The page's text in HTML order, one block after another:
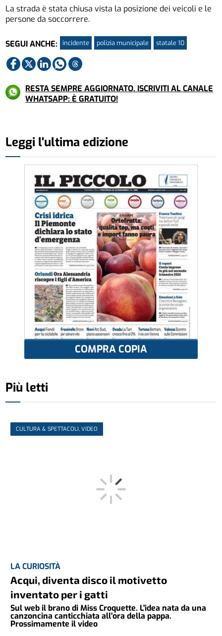
La strada è stata chiusa vista la posizione dei veicoli e le
persone da soccorrere.
SEGUI ANCHE: incidente polizia municipale statale 10
RESTA SEMPRE AGGIORNATO. ISCRIVITI AL CANALE
WHATSAPP: È GRATUITO!
Leggi l'ultima edizione
COMPRA COPIA
Più letti
CULTURA & SPETTACOLI, VIDEO
LA CURIOSITÀ
Acqui, diventa disco il motivetto
inventato per i gatti
Sul web il brano di Miss Croquette. L'idea nata da una
canzoncina canticchiata all'ora della pappa.
Prossimamente il video